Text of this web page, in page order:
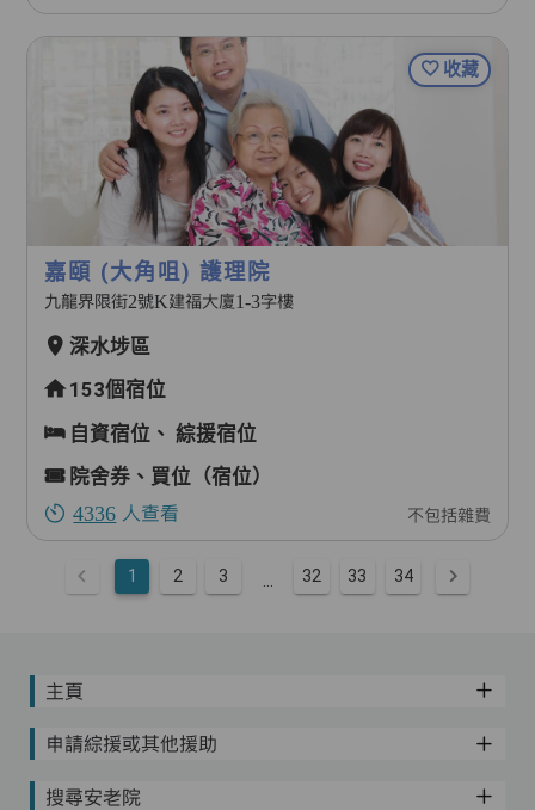
收藏
嘉頤 (大角咀) 護理院
九龍界限街2號K建福大廈1-3字樓
深水埗區
153個宿位
自資宿位、綜援宿位
院舍券、買位（宿位）
4336 人查看 不包括雜費
1 2 3 32 33 34
主頁
申請綜援或其他援助
搜尋安老院